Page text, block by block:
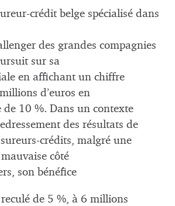
crédit belge spécialisé dans
des grandes compagnies
sur sa
en affichant un chiffre
d’euros en
de 10 %. Dans un contexte
des résultats de
crédits, malgré une
côté
son bénéfice
de 5 %, à 6 millions